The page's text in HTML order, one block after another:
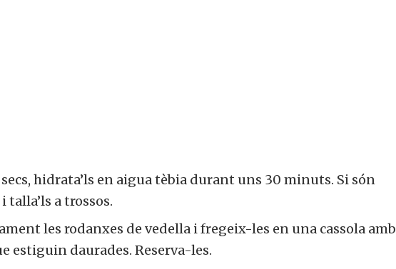
secs, hidrata’ls en aigua tèbia durant uns 30 minuts. Si són
talla’ls a trossos.
les rodanxes de vedella i fregeix-les en una cassola amb
estiguin daurades. Reserva-les.